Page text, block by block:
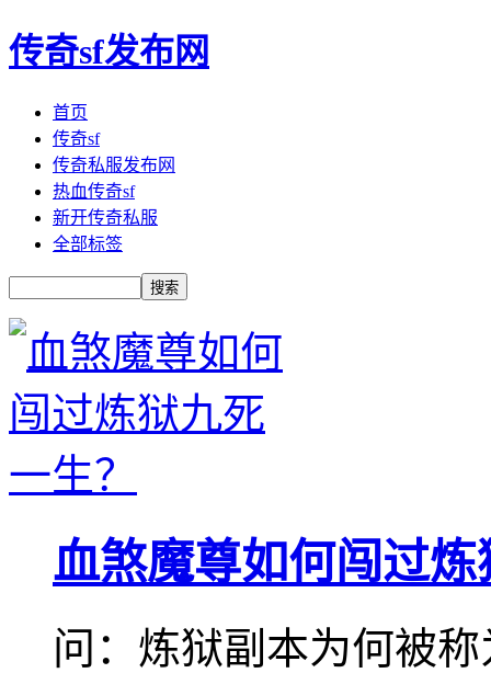
传奇sf发布网
首页
传奇sf
传奇私服发布网
热血传奇sf
新开传奇私服
全部标签
血煞魔尊如何闯过
问：炼狱副本为何被